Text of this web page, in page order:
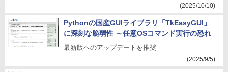
(2025/10/10)
Pythonの国産GUIライブラリ「TkEasyGUI」
に深刻な脆弱性 ～任意OSコマンド実行の恐れ
最新版へのアップデートを推奨
(2025/9/5)